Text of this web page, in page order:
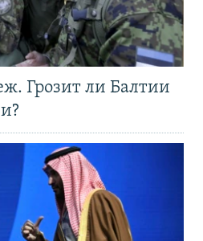
Грозит ли Балтии